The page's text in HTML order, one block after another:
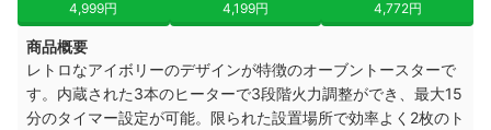
4,999円 4,199円 4,772円
商品概要
レトロなアイボリーのデザインが特徴のオーブントースターで
す。内蔵された3本のヒーターで3段階火力調整ができ、最大15
分のタイマー設定が可能。限られた設置場所で効率よく2枚のト